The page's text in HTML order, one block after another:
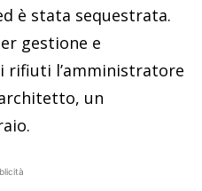
è stata sequestrata.
gestione e
rifiuti l’amministratore
un